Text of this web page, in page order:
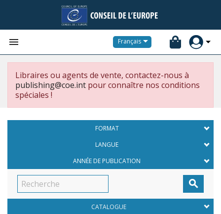
 Français
Libraires ou agents de vente, contactez-nous à
publishing@coe.int pour connaître nos conditions
spéciales !
FORMAT
LANGUE
ANNÉE DE PUBLICATION

CATALOGUE